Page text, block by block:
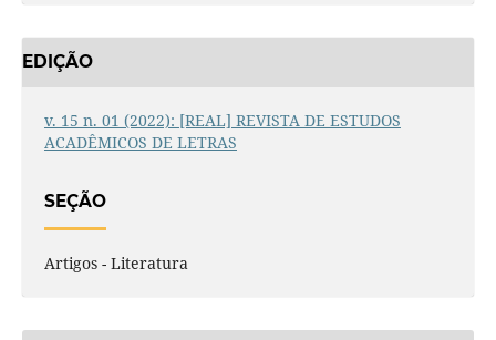
EDIÇÃO
v. 15 n. 01 (2022): [REAL] REVISTA DE ESTUDOS
ACADÊMICOS DE LETRAS
SEÇÃO
Artigos - Literatura